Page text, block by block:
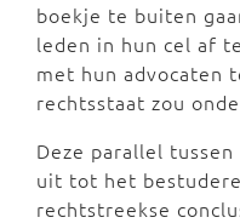
boekje te buiten
leden in hun cel af
met hun advocaten
rechtsstaat zou
Deze parallel
uit tot het
rechtstreekse